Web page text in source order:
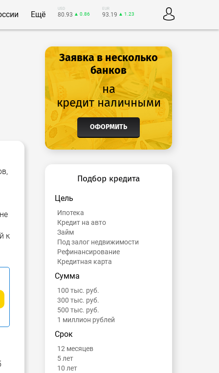
Ещё
USD
80.93 ▲ 0.86
EUR
93.19 ▲ 1.23
к
Заявка в несколько
банков
на
кредит наличными
ОФОРМИТЬ
Подбор кредита
Цель
Ипотека
Кредит на авто
Займ
Под залог недвижимости
Рефинансирование
Кредитная карта
Сумма
100 тыс. руб.
300 тыс. руб.
500 тыс. руб.
1 миллион рублей
Срок
12 месяцев
5 лет
10 лет